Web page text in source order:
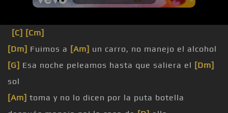
[C] [Cm]
[Dm] Fuimos a [Am] un carro, no manejo el alcohol
[G] Esa noche peleamos hasta que saliera el [Dm]
sol
[Am] toma y no lo dicen por la puta botella